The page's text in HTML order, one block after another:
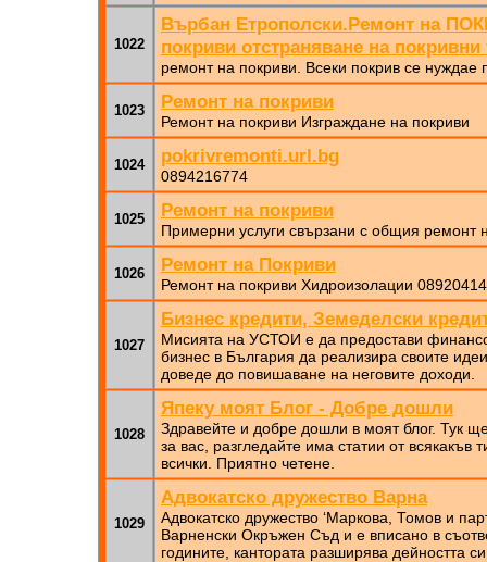
1022
Върбан Етрополски.Ремонт на
покриви отстраняване на покривни
ремонт на покриви. Всеки покрив се нуждае
1023 Ремонт на покриви
Ремонт на покриви Изграждане на покриви
1024 pokrivremonti.url.bg
0894216774
1025 Ремонт на покриви
Примерни услуги свързани с общия ремонт
1026 Ремонт на Покриви
Ремонт на покриви Хидроизолации
1027
Бизнес кредити, Земеделски
Мисията на УСТОИ е да предостави
бизнес в България да реализира своите
доведе до повишаване на неговите доходи.
1028
Япеку моят Блог - Добре дошли
Здравейте и добре дошли в моят блог. Тук
за вас, разгледайте има статии от всякакъв
всички. Приятно четене.
1029
Адвокатско дружество Варна
Адвокатско дружество ‘Маркова, Томов и
Варненски Окръжен Съд и е вписано в
годините, кантората разширява дейността си